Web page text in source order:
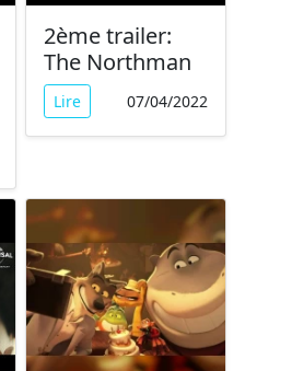
2ème trailer:
The Northman
Lire 07/04/2022